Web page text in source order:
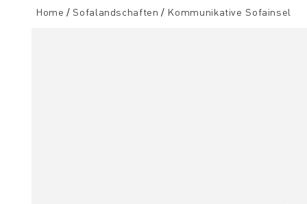
Home Sofalandschaften Kommunikative Sofainsel